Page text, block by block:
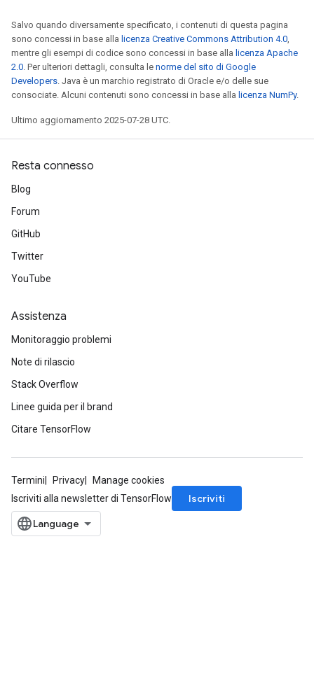
Salvo quando diversamente specificato, i contenuti di questa pagina
sono concessi in base alla licenza Creative Commons Attribution 4.0,
mentre gli esempi di codice sono concessi in base alla licenza Apache
2.0. Per ulteriori dettagli, consulta le norme del sito di Google
Developers. Java è un marchio registrato di Oracle e/o delle sue
consociate. Alcuni contenuti sono concessi in base alla licenza NumPy.
Ultimo aggiornamento 2025-07-28 UTC.
Resta connesso
Blog
Forum
GitHub
Twitter
YouTube
Assistenza
Monitoraggio problemi
Note di rilascio
Stack Overflow
Linee guida per il brand
Citare TensorFlow
Termini Privacy
Manage cookies
Iscriviti alla newsletter di TensorFlow
Iscriviti